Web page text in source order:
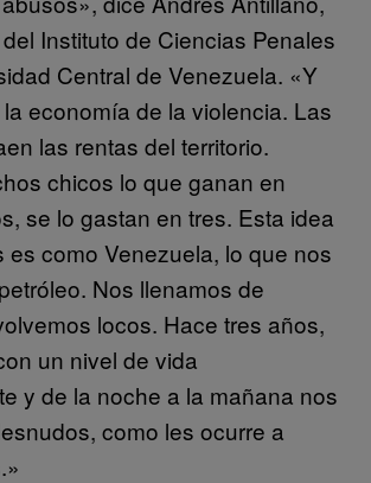
Instituto de Ciencias Penales
Central de Venezuela. «Y
economía de la violencia. Las
las rentas del territorio.
chicos lo que ganan en
se lo gastan en tres. Esta idea
es como Venezuela, lo que nos
Nos llenamos de
locos. Hace tres años,
un nivel de vida
y de la noche a la mañana nos
como les ocurre a